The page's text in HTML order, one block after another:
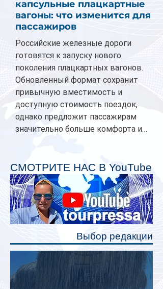
капсульные плацкартные
вагоны: что изменится для
пассажиров
Российские железные дороги
готовятся к запуску нового
поколения плацкартных вагонов.
Обновленный формат сохранит
привычную вместимость и
доступную стоимость поездок,
однако предложит пассажирам
значительно больше комфорта и
планируется начать в 2027 году.
Одним из главных нововведений
станут индивидуальные шторки у
каждого спального места. Они
позволят пассажирам закрыть свою
полку во время сна или отдыха,
СМОТРИТЕ НАС В YouTube
Выбор редакции